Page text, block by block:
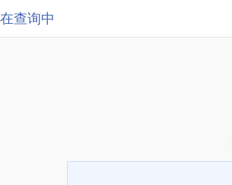
查询中